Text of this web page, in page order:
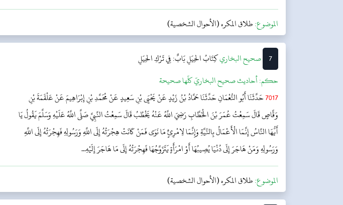
الموضوع:طلاق المكره (الأحوال الشخصية)
7 ‌‌صحيح البخاريكِتَابُ الحِيَلِبَابٌ: فِي تَرْكِ الحِيَلِ
حکم:أحاديث صحيح البخاريّ كلّها صحيحة
7017حَدَّثَنَا أَبُو النُّعْمَانِ حَدَّثَنَا حَمَّادُ بْنُ زَيْدٍ عَنْ يَحْيَى بْنِ سَعِيدٍ عَنْ مُحَمَّدِ بْنِ إِبْرَاهِيمَ عَنْ عَلْقَمَةَ بْنِ
وَقَّاصٍ قَالَ سَمِعْتُ عُمَرَ بْنَ الْخَطَّابِ رَضِيَ اللَّهُ عَنْهُ يَخْطُبُ قَالَ سَمِعْتُ النَّبِيَّ صَلَّى اللَّهُ عَلَيْهِ وَسَلَّمَ يَقُولُ يَا
أَيُّهَا النَّاسُ إِنَّمَا الْأَعْمَالُ بِالنِّيَّةِ وَإِنَّمَا لِامْرِئٍ مَا نَوَى فَمَنْ كَانَتْ هِجْرَتُهُ إِلَى اللَّهِ وَرَسُولِهِ فَهِجْرَتُهُ إِلَى اللَّهِ
وَرَسُولِهِ وَمَنْ هَاجَرَ إِلَى دُنْيَا يُصِيبُهَا أَوْ امْرَأَةٍ يَتَزَوَّجُهَا فَهِجْرَتُهُ إِلَى مَا هَاجَرَ إِلَيْهِ...
الموضوع:طلاق المكره (الأحوال الشخصية)